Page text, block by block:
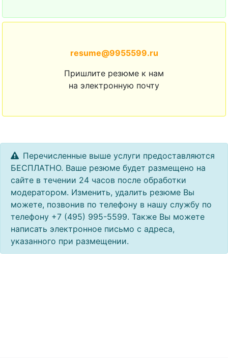
resume@9955599.ru
Пришлите резюме к нам
на электронную почту
Перечисленные выше услуги предоставляются
БЕСПЛАТНО. Ваше резюме будет размещено на
сайте в течении 24 часов после обработки
модератором. Изменить, удалить резюме Вы
можете, позвонив по телефону в нашу службу по
телефону +7 (495) 995-5599. Также Вы можете
написать электронное письмо с адреса,
указанного при размещении.